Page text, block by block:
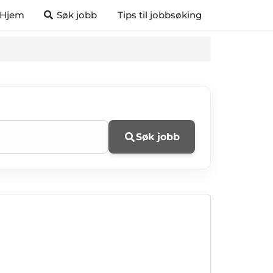
Søk jobb Tips til jobbsøking
Søk jobb